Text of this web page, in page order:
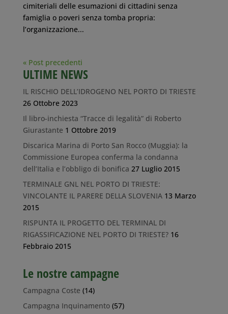
cimiteriali delle esumazioni di cittadini senza
famiglia o poveri senza tomba propria:
l’organizzazione...
« Post precedenti
ULTIME NEWS
IL RISCHIO DELL’IDROGENO NEL PORTO DI TRIESTE
26 Ottobre 2023
Il libro-inchiesta “Tracce di legalità” di Roberto
Giurastante 1 Ottobre 2019
Discarica Marina di Porto San Rocco (Muggia): la
Commissione Europea conferma la condanna
dell’Italia e l’obbligo di bonifica 27 Luglio 2015
TERMINALE GNL NEL PORTO DI TRIESTE:
VINCOLANTE IL PARERE DELLA SLOVENIA 13 Marzo
2015
RISPUNTA IL PROGETTO DEL TERMINAL DI
RIGASSIFICAZIONE NEL PORTO DI TRIESTE? 16
Febbraio 2015
Le nostre campagne
Campagna Coste (14)
Campagna Inquinamento(57)